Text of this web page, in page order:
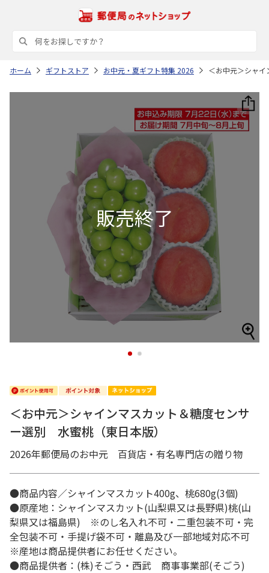
ホーム ギフトストア お中元・夏ギフト特集 2026 ＜お中元＞シャ
1 2
＜お中元＞シャインマスカット＆糖度センサ
ー選別 水蜜桃（東日本版）
2026年郵便局のお中元 百貨店・有名専門店の贈り物
●商品内容／シャインマスカット400g、桃680g(3個)
●原産地：シャインマスカット(山梨県又は長野県)桃(山
梨県又は福島県) ※のし名入れ不可・二重包装不可・完
全包装不可・手提げ袋不可・離島及び一部地域対応不可
※産地は商品提供者にお任せください。
●商品提供者：(株)そごう・西武 商事事業部(そごう)